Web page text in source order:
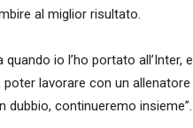
al miglior risultato.
io l’ho portato all’Inter, e
lavorare con un allenatore
dubbio, continueremo insieme”.